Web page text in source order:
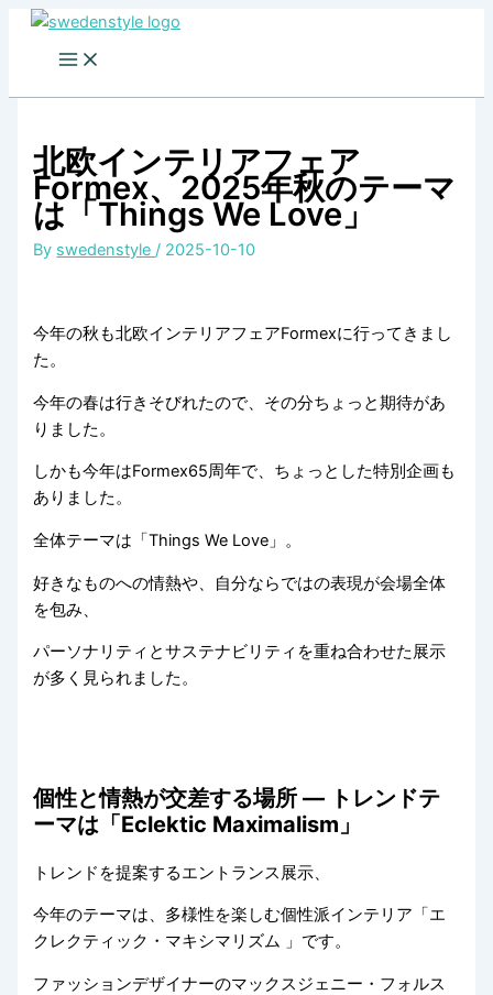
Skip
北欧インテリアフェア
Formex、2025年秋のテーマ
は「Things We Love」
By swedenstyle / 2025-10-10
今年の秋も北欧インテリアフェアFormexに行ってきまし
た。
今年の春は行きそびれたので、その分ちょっと期待があ
りました。
しかも今年はFormex65周年で、ちょっとした特別企画も
ありました。
全体テーマは「Things We Love」。
好きなものへの情熱や、自分ならではの表現が会場全体
を包み、
パーソナリティとサステナビリティを重ね合わせた展示
が多く見られました。
個性と情熱が交差する場所 ― トレンドテ
ーマは「Eclektic Maximalism」
トレンドを提案するエントランス展示、
今年のテーマは、多様性を楽しむ個性派インテリア「エ
クレクティック・マキシマリズム 」です。
ファッションデザイナーのマックスジェニー・フォルス